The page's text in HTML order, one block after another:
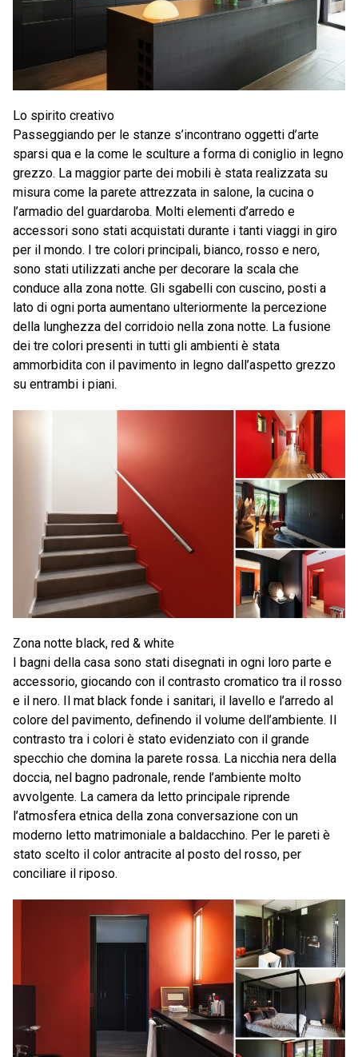
Lo spirito creativo
Passeggiando per le stanze s’incontrano oggetti d’arte
sparsi qua e la come le sculture a forma di coniglio in legno
grezzo. La maggior parte dei mobili è stata realizzata su
misura come la parete attrezzata in salone, la cucina o
l’armadio del guardaroba. Molti elementi d’arredo e
accessori sono stati acquistati durante i tanti viaggi in giro
per il mondo. I tre colori principali, bianco, rosso e nero,
sono stati utilizzati anche per decorare la scala che
conduce alla zona notte. Gli sgabelli con cuscino, posti a
lato di ogni porta aumentano ulteriormente la percezione
della lunghezza del corridoio nella zona notte. La fusione
dei tre colori presenti in tutti gli ambienti è stata
ammorbidita con il pavimento in legno dall’aspetto grezzo
su entrambi i piani.
Zona notte black, red & white
I bagni della casa sono stati disegnati in ogni loro parte e
accessorio, giocando con il contrasto cromatico tra il rosso
e il nero. Il mat black fonde i sanitari, il lavello e l’arredo al
colore del pavimento, definendo il volume dell’ambiente. Il
contrasto tra i colori è stato evidenziato con il grande
specchio che domina la parete rossa. La nicchia nera della
doccia, nel bagno padronale, rende l’ambiente molto
avvolgente. La camera da letto principale riprende
l’atmosfera etnica della zona conversazione con un
moderno letto matrimoniale a baldacchino. Per le pareti è
stato scelto il color antracite al posto del rosso, per
conciliare il riposo.